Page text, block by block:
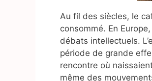
Au fil des siècles, le
consommé. En
débats intellectuels.
période de grande
rencontre où
même des